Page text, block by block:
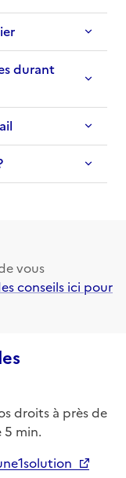
durant
vous
conseils ici pour
droits à près de
5 min.